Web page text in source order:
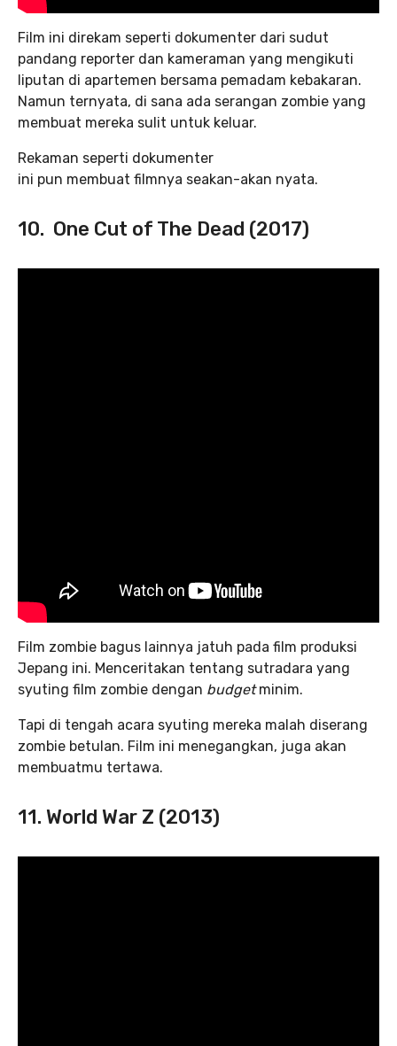
Film ini direkam seperti dokumenter dari sudut
pandang reporter dan kameraman yang mengikuti
liputan di apartemen bersama pemadam kebakaran.
Namun ternyata, di sana ada serangan zombie yang
membuat mereka sulit untuk keluar.
Rekaman seperti dokumenter
ini pun membuat filmnya seakan-akan nyata.
10. One Cut of The Dead (2017)
Film zombie bagus lainnya jatuh pada film produksi
Jepang ini. Menceritakan tentang sutradara yang
syuting film zombie dengan budgetminim.
Tapi di tengah acara syuting mereka malah diserang
zombie betulan. Film ini menegangkan, juga akan
membuatmu tertawa.
11. World War Z (2013)